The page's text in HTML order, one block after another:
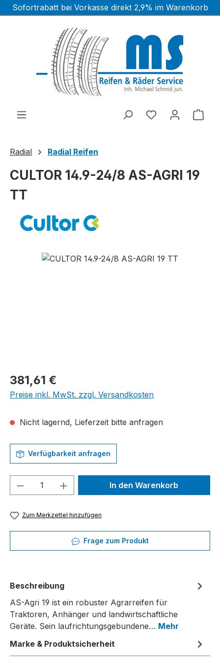
Zum Hauptinhalt springen
Sofortrabatt bei Vorkasse direkt 2,9% im Warenkorb
Radial Radial Reifen
CULTOR 14.9-24/8 AS-AGRI 19
TT
Bildergalerie überspringen
Regulärer Preis:
381,61 €
Preise inkl. MwSt. zzgl. Versandkosten
Nicht lagernd, Lieferzeit bitte anfragen
Verfügbarkeit anfragen
Produkt Anzahl: Gib denIn den Warenkorb
Zum Merkzettel hinzufügen
Frage zum Produkt
Beschreibung
AS-Agri 19 ist ein robuster Agrarreifen für
Traktoren, Anhänger und landwirtschaftliche
Geräte. Sein laufrichtungsgebundene… Mehr
Marke & Produktsicherheit